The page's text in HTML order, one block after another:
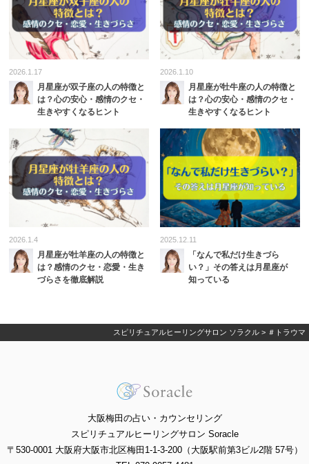
2026.1.17
月星座が双子座の人の特徴と
は？心の安心・感情のクセ・
生きやすくなるヒント
2026.1.10
月星座が牡牛座の人の特徴と
は？心の安心・感情のクセ・
生きやすくなるヒント
2026.1.4
月星座が牡羊座の人の特徴と
は？感情のクセ・恋愛・生き
づらさを徹底解説
2025.12.11
「なんで私だけ生きづら
い？」その答えは月星座が
知っている
スピリチュアルヒーリングサロン ソラクル > ＃トラウマ
大阪梅田の占い・カウンセリング
スピリチュアルヒーリングサロン Soracle
〒530-0001 大阪府大阪市北区梅田1-1-3-200（大阪駅前第3ビル2階 57号）